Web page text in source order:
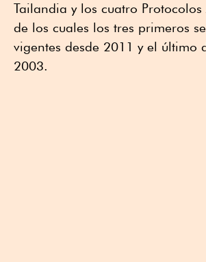
Tailandia y los cuatro
de los cuales los tres primeros
vigentes desde 2011 y el último
2003.